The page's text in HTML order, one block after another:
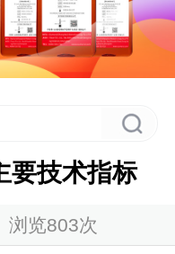
要技术指标
浏览803次